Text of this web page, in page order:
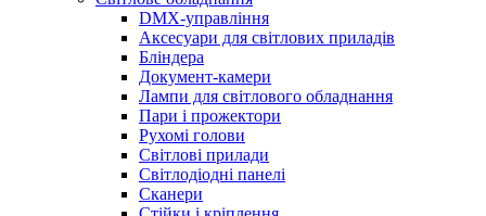
DMX-управління
Аксесуари для світлових приладів
Бліндера
Документ-камери
Лампи для світлового обладнання
Пари і прожектори
Рухомі голови
Світлові прилади
Світлодіодні панелі
Сканери